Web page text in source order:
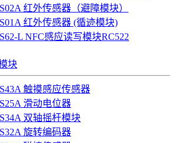
红外传感器（避障模块）
红外传感器 (循迹模块)
L NFC感应读写模块RC522
块
触摸感应传感器
滑动电位器
双轴摇杆模块
旋转编码器